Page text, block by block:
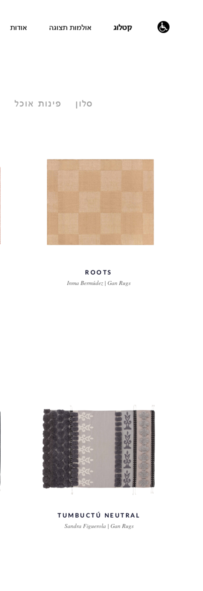
קטלוג
אולמות תצוגה אודות
סלון פינות אוכל
ROOTS
Inma Bermúdez | Gan Rugs
TUMBUCTÚ NEUTRAL
Sandra Figuerola | Gan Rugs